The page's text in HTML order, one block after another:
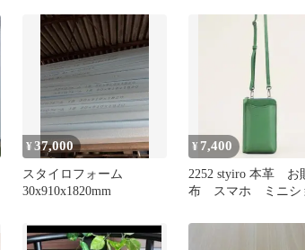
ョルダー
XPS 1枚単位 未使用
¥37,000
スタイロフォーム
30x910x1820mm
¥ 7,400
2252 styiro 本革 お
布 スマホ ミニシ